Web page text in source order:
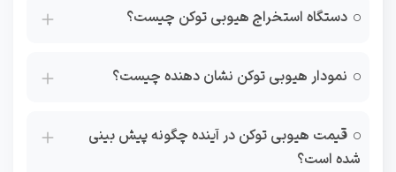
دستگاه استخراج هیوبی توکن چیست؟
نمودار هیوبی توکن نشان دهنده چیست؟
قیمت هیوبی توکن در آینده چگونه پیش بینی
شده است؟